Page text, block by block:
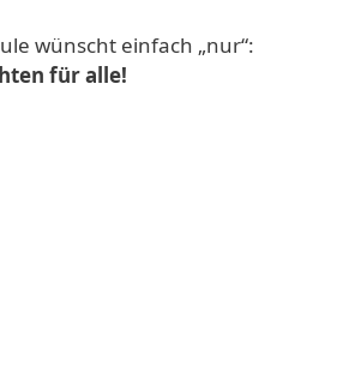
wünscht einfach „nur“:
für alle!